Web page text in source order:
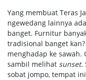
Yang membuat Teras
ngewedang lainnya
banget. Furnitur
tradisional banget
menghadap ke sawah.
sambil melihat sunset.
sobat jompo, tempat